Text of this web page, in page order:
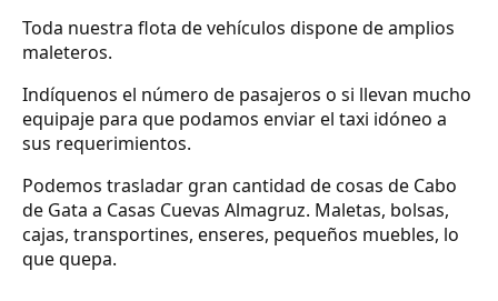
Toda nuestra flota de vehículos dispone de amplios
maleteros.
Indíquenos el número de pasajeros o si llevan mucho
equipaje para que podamos enviar el taxi idóneo a
sus requerimientos.
Podemos trasladar gran cantidad de cosas de Cabo
de Gata a Casas Cuevas Almagruz. Maletas, bolsas,
cajas, transportines, enseres, pequeños muebles, lo
que quepa.